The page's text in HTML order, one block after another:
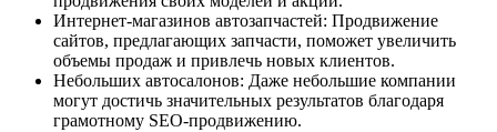
Интернет-магазинов автозапчастей: Продвижение
сайтов, предлагающих запчасти, поможет увеличить
объемы продаж и привлечь новых клиентов.
Небольших автосалонов: Даже небольшие компании
могут достичь значительных результатов благодаря
грамотному SEO-продвижению.